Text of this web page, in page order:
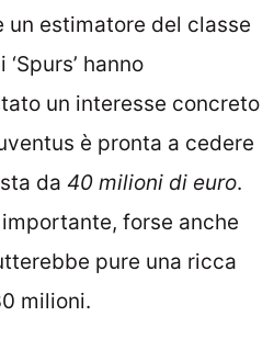
un estimatore del classe
hanno
un interesse concreto
è pronta a cedere
da 40 milioni di euro.
forse anche
pure una ricca
milioni.